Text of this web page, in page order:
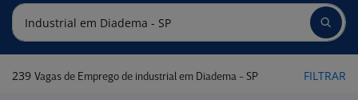
239 Vagas de Emprego de industrial em Diadema - SP FILTRAR